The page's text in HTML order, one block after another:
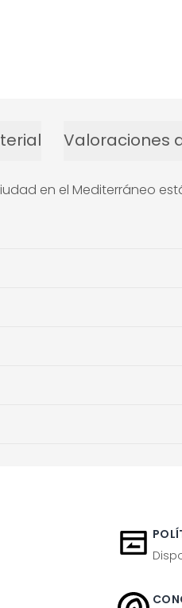
Valoraciones
en el Mediterráneo